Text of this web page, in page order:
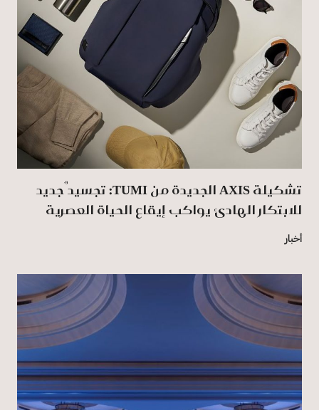
تشكيلة AXIS الجديدة من TUMI: تجسيدٌ جديد
للابتكار الهادئ يواكب إيقاع الحياة العصرية
أخبار